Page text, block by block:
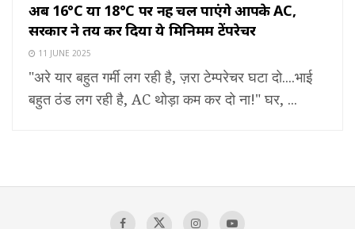
अब 16°C या 18°C पर नहीं चल पाएंगे आपके AC,
सरकार ने तय कर दिया ये मिनिमम टेंपरेचर
11 JUNE 2025
"अरे यार बहुत गर्मी लग रही है, ज़रा टेम्परेचर घटा दो....भाई
बहुत ठंड लग रही है, AC थोड़ा कम कर दो ना!" घर, ...